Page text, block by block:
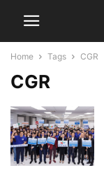
Home Tags CGR
CGR